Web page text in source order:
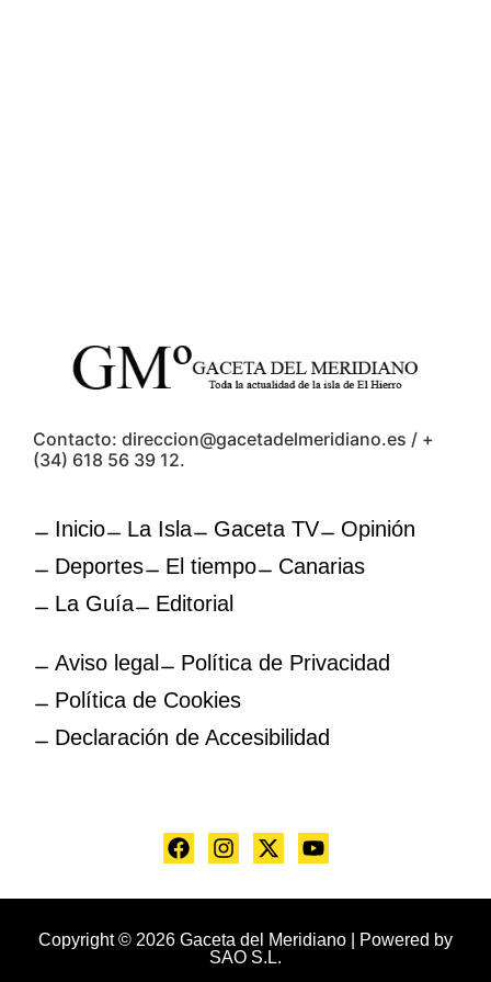
Contacto: direccion@gacetadelmeridiano.es / +
(34) 618 56 39 12.
Inicio La Isla Gaceta TV
Opinión
Deportes
El tiempo
Canarias
La Guía
Editorial
Aviso legal
Política de Privacidad
Política de Cookies
Declaración de Accesibilidad
Copyright © 2026 Gaceta del Meridiano | Powered by
SAO S.L.